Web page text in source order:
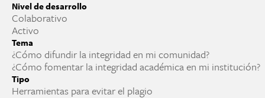
Nivel de desarrollo
Colaborativo
Activo
Tema
¿Cómo difundir la integridad en mi comunidad?
¿Cómo fomentar la integridad académica en mi institución?
Tipo
Herramientas para evitar el plagio